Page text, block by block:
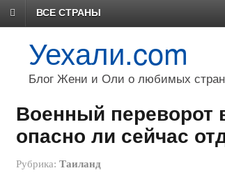
ВСЕ СТРАНЫ
Уехали.com
Блог Жени и Оли о любимых
Военный переворот
опасно ли сейчас
Рубрика: Таиланд